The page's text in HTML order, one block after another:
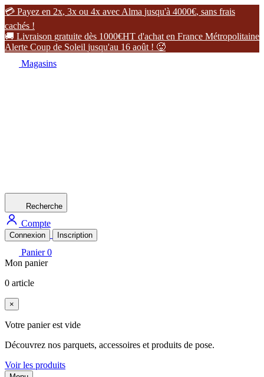
 Payez en 2x, 3x ou 4x avec Alma jusqu'à 4000€, sans frais
cachés !
 Livraison gratuite dès 1000€HT d'achat en France Métropolitaine
Alerte Coup de Soleil jusqu'au 16 août ! 
Magasins
Recherche
Compte
Connexion Inscription
Panier 0
Mon panier
0 article
×
Votre panier est vide
Découvrez nos parquets, accessoires et produits de pose.
Voir les produits